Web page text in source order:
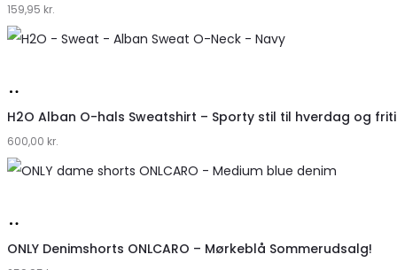
Klædeskabet.dk
159,95 kr.
hos
Lykke
by
H2O Alban O-hals Sweatshirt – Sporty stil til hverdag og
600,00 kr.
hos
ONLY Denimshorts ONLCARO – Mørkeblå Sommerudsalg!